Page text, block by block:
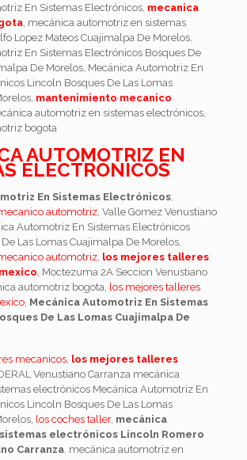
En Sistemas Electrónicos, mecanica
, mecánica automotriz en sistemas
Lopez Mateos Cuajimalpa De Morelos,
En Sistemas Electrónicos Bosques De
De Morelos, Mecánica Automotriz En
Lincoln Bosques De Las Lomas
mantenimiento mecanico
automotriz en sistemas electrónicos,
bogota
AUTOMOTRIZ EN
ELECTRÓNICOS
En Sistemas Electrónicos,
automotriz, Valle Gomez Venustiano
Automotriz En Sistemas Electrónicos
Las Lomas Cuajimalpa De Morelos,
automotriz, los mejores talleres
, Moctezuma 2A Seccion Venustiano
automotriz bogota, los mejores talleres
, Mecánica Automotriz En Sistemas
De Las Lomas Cuajimalpa De
mecanicos, los mejores talleres
Venustiano Carranza mecánica
electrónicos Mecánica Automotriz En
Lincoln Bosques De Las Lomas
los coches taller, mecánica
electrónicos Lincoln Romero
Carranza, mecánica automotriz en